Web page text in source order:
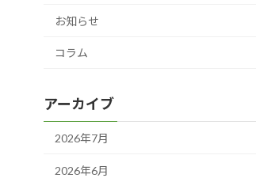
お知らせ
コラム
アーカイブ
2026年7月
2026年6月